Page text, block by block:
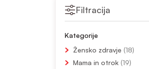
Filtracija
Kategorije
Žensko zdravje (18)
Mama in otrok (19)